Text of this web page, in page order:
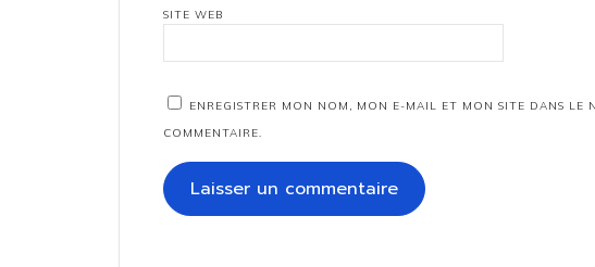
SITE WEB
ENREGISTRER MON NOM, MON E-MAIL ET MON SITE DANS LE
COMMENTAIRE.